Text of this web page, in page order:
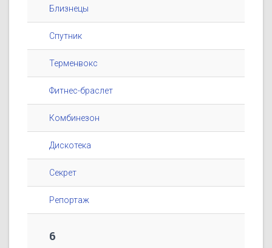
Близнецы
Спутник
Терменвокс
Фитнес-браслет
Комбинезон
Дискотека
Секрет
Репортаж
6